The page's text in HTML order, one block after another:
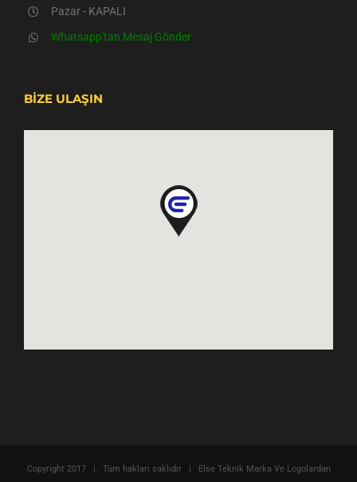
Pazar - KAPALI
Whatsapp'tan Mesaj Gönder
BİZE ULAŞIN
Copyright 2017 | Tüm hakları saklıdır | Else Teknik Marka Ve Logolardan